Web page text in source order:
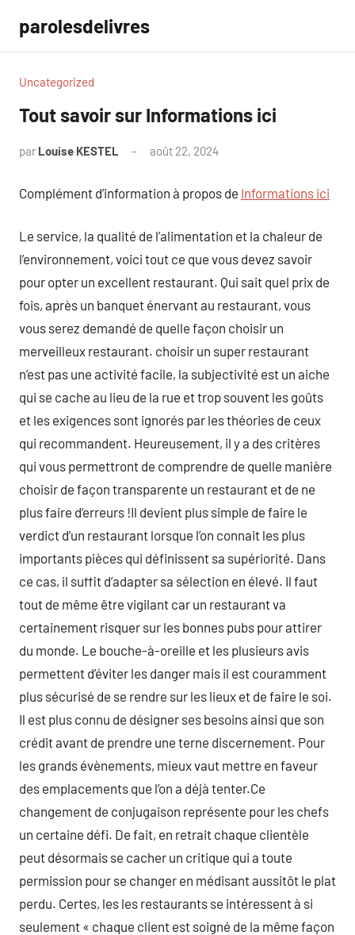
contenu
parolesdelivres
Uncategorized
Tout savoir sur Informations ici
par Louise KESTEL août 22, 2024
Complément d’information à propos de Informations ici
Le service, la qualité de l’alimentation et la chaleur de
l’environnement, voici tout ce que vous devez savoir
pour opter un excellent restaurant. Qui sait quel prix de
fois, après un banquet énervant au restaurant, vous
vous serez demandé de quelle façon choisir un
merveilleux restaurant. choisir un super restaurant
n’est pas une activité facile, la subjectivité est un aiche
qui se cache au lieu de la rue et trop souvent les goûts
et les exigences sont ignorés par les théories de ceux
qui recommandent. Heureusement, il y a des critères
qui vous permettront de comprendre de quelle manière
choisir de façon transparente un restaurant et de ne
plus faire d’erreurs !Il devient plus simple de faire le
verdict d’un restaurant lorsque l’on connait les plus
importants pièces qui définissent sa supériorité. Dans
ce cas, il suffit d’adapter sa sélection en élevé. Il faut
tout de même être vigilant car un restaurant va
certainement risquer sur les bonnes pubs pour attirer
du monde. Le bouche-à-oreille et les plusieurs avis
permettent d’éviter les danger mais il est couramment
plus sécurisé de se rendre sur les lieux et de faire le soi.
Il est plus connu de désigner ses besoins ainsi que son
crédit avant de prendre une terne discernement. Pour
les grands évènements, mieux vaut mettre en faveur
des emplacements que l’on a déjà tenter.Ce
changement de conjugaison représente pour les chefs
un certaine défi. De fait, en retrait chaque clientèle
peut désormais se cacher un critique qui a toute
permission pour se changer en médisant aussitôt le plat
perdu. Certes, les les restaurants se intéressent à si
seulement « chaque client est soigné de la même façon